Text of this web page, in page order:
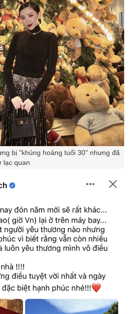
bị "khủng hoảng tuổi 30" nhưng đã
lạc quan